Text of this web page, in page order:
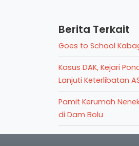
Berita Terkait
Goes to School
Kasus DAK, Kejari
Lanjuti Keterlibatan
Pamit Kerumah
di Dam Bolu